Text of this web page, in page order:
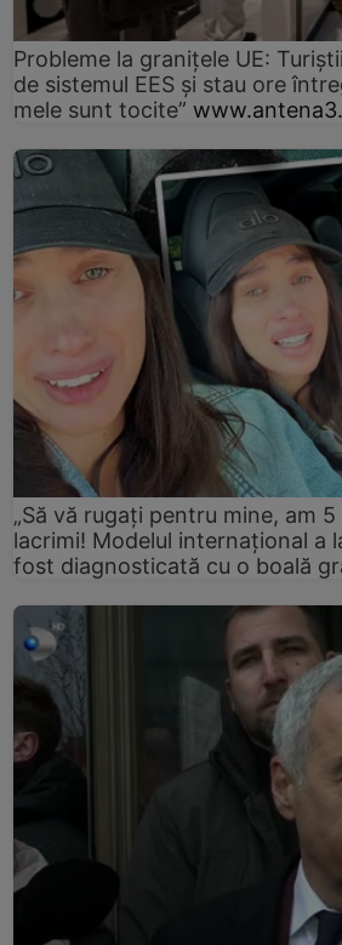
Probleme la granițele UE:
de sistemul EES și stau ore
mele sunt tocite”
„Să vă rugați pentru mine, am
lacrimi! Modelul internațional a
fost diagnosticată cu o boală